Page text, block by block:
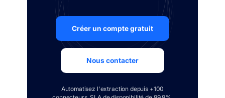
Créer un compte gratuit
Nous contacter
Automatisez l'extraction depuis +100